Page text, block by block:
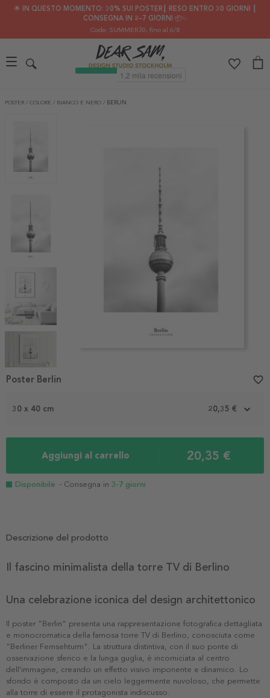
🌟 IN QUESTO MOMENTO: 30% SUI POSTER┃ RESO ENTRO 30 GIORNI ┃
CONSEGNA IN 2–7 GIORNI 📦✨
Code: SUMMER30, fino al 6/8
POSTER / COLORE / BIANCO E NERO / BERLIN
1
30 x 40 cm 20,35 €
Aggiungi al carrello 20,35 €
Disponibile - Consegna in 3-7 giorni
Poster Berlin favorite_border
Descrizione del prodotto
Il fascino minimalista della torre TV di Berlino
Una celebrazione iconica del design architettonico
Il poster "Berlin" presenta una rappresentazione fotografica dettagliata
e monocromatica della famosa torre TV di Berlino, conosciuta come
"Berliner Fernsehturm". La struttura distintiva, con il suo ponte di
osservazione sferico e la lunga guglia, è incorniciata al centro
dell'immagine, creando un effetto visivo imponente e dinamico. Lo
sfondo è composto da un cielo leggermente nuvoloso, che permette
alla torre di essere il protagonista indiscusso.